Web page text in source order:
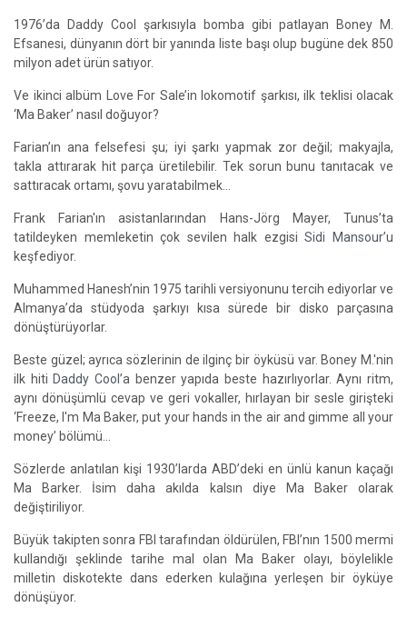
1976’da Daddy Cool şarkısıyla bomba gibi patlayan Boney M.
Efsanesi, dünyanın dört bir yanında liste başı olup bugüne dek 850
milyon adet ürün satıyor.
Ve ikinci albüm Love For Sale’in lokomotif şarkısı, ilk teklisi olacak
‘Ma Baker’ nasıl doğuyor?
Farian’ın ana felsefesi şu; iyi şarkı yapmak zor değil; makyajla,
takla attırarak hit parça üretilebilir. Tek sorun bunu tanıtacak ve
sattıracak ortamı, şovu yaratabilmek…
Frank Farian'ın asistanlarından Hans-Jörg Mayer, Tunus’ta
tatildeyken memleketin çok sevilen halk ezgisiSidi Mansour’u
keşfediyor.
Muhammed Hanesh’nin 1975 tarihli versiyonunu tercih ediyorlar ve
Almanya’da stüdyoda şarkıyı kısa sürede bir disko parçasına
dönüştürüyorlar.
Beste güzel; ayrıca sözlerinin de ilginç bir öyküsü var. Boney M.'nin
ilk hiti Daddy Cool’a benzer yapıda beste hazırlıyorlar. Aynı ritm,
aynı dönüşümlü cevap ve geri vokaller, hırlayan bir sesle girişteki
‘Freeze, I'm Ma Baker, put your hands in the air and gimme all your
money’ bölümü…
Sözlerde anlatılan kişi 1930’larda ABD’deki en ünlü kanun kaçağı
Ma Barker. İsim daha akılda kalsın diye Ma Baker olarak
değiştiriliyor.
Büyük takipten sonra FBI tarafından öldürülen, FBI’nın 1500 mermi
kullandığı şeklinde tarihe mal olan Ma Baker olayı, böylelikle
milletin diskotekte dans ederken kulağına yerleşen bir öyküye
dönüşüyor.